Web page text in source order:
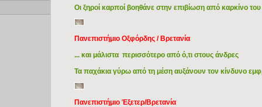
Copyright © 2009 Ιατρικά Θέματα
Οι ξηροί καρποί βοηθάνε στην επιβίωση από καρκίνο του
Πανεπιστήμιο Οξφόρδης / Βρετανία
... και μάλιστα περισσότερο από ό,τι στους άνδρες
Τα παχάκια γύρω από τη μέση αυξάνουν τον κίνδυνο
Πανεπιστήμιο Έξετερ/Βρετανία